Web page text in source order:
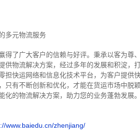
多元物流服务
了广大客户的信赖与好评。 秉承以客为尊
物流解决方案，经过多年的发展和积淀，
快运网络和信息化技术平台，为客户提供
有不断创新和优化，才能在货运市场中脱
的物流解决方案，助力您的业务蓬勃发展
www.baiedu.cn/zhenjiang/